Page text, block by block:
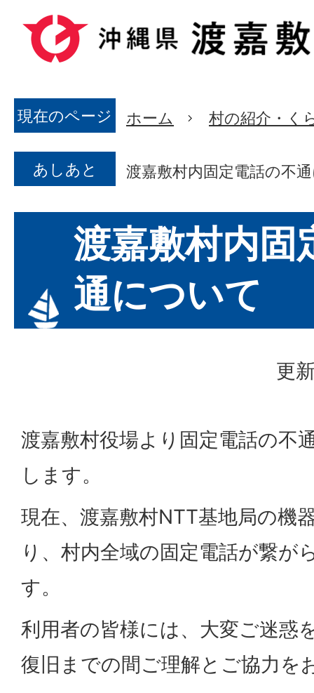
現在のページ ホーム 村の紹介・く
あしあと 渡嘉敷村内固定電話の不
渡嘉敷村内固
通について
更
渡嘉敷村役場より固定電話の不
します。
現在、渡嘉敷村NTT基地局の機
り、村内全域の固定電話が繋が
す。
利用者の皆様には、大変ご迷惑
復旧までの間ご理解とご協力を